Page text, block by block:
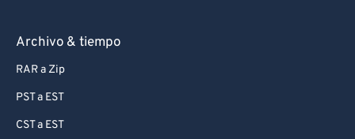
Archivo & tiempo
RAR a Zip
PST a EST
CST a EST